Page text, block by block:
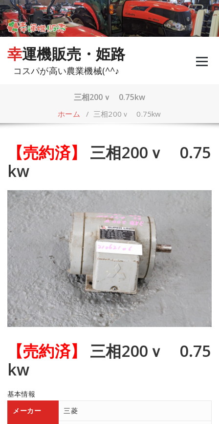
コ
ン
テ
ン
幸運機販売・姫路
コスパが高い農業機械(^^♪
三相200ｖ 0.75kw
ホーム / 三相200ｖ 0.75kw
【売約済】
三相200ｖ 0.75
kw
【売約済】
三相200ｖ 0.75
kw
基本情報
メーカー
三菱